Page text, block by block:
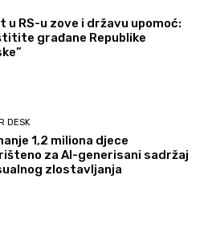
u RS-u zove i državu upomoć:
građane Republike
DESK
1,2 miliona djece
za AI-generisani sadržaj
zlostavljanja